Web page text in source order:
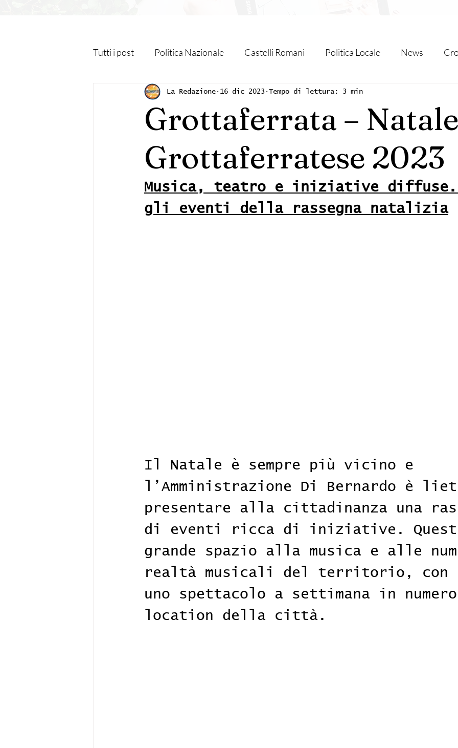
Tutti i post Politica Nazionale Castelli Romani Politica Locale News
Roma Capitale Regione Lazio Associazioni Sport
Monteporzio Catone Partner Eventi Solidarietà Unione
Grottaferrata – Natale
Grottaferratese 2023
La Redazione 16 dic 2023 Tempo di lettura: 3 min
Musica, teatro e iniziative
gli eventi della rassegna natalizia
Il Natale è sempre più vicino e
l’Amministrazione Di Bernardo è
presentare alla cittadinanza una
di eventi ricca di iniziative.
grande spazio alla musica e alle
realtà musicali del territorio, con
uno spettacolo a settimana in
location della città.